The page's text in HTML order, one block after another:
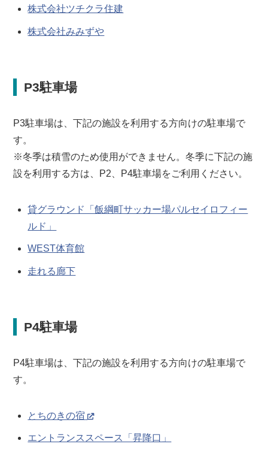
株式会社ツチクラ住建
株式会社みみずや
P3駐車場
P3駐車場は、下記の施設を利用する方向けの駐車場で
す。
※冬季は積雪のため使用ができません。冬季に下記の施
設を利用する方は、P2、P4駐車場をご利用ください。
貸グラウンド「飯綱町サッカー場パルセイロフィー
ルド」
WEST体育館
走れる廊下
P4駐車場
P4駐車場は、下記の施設を利用する方向けの駐車場で
す。
とちのきの宿
エントランススペース「昇降口」